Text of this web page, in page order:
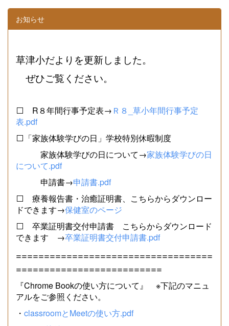
お知らせ
草津小だよりを更新しました。
ぜひご覧ください。
⬜ R８年間行事予定表→ Ｒ８_草小年間行事予定
表.pdf
⬜「家族体験学びの日」学校特別休暇制度
家族体験学びの日について→家族体験学びの日
について.pdf
申請書→申請書.pdf
⬜ 療養報告書・治癒証明書、こちらからダウンロー
ドできます→保健室のページ
⬜ 卒業証明書交付申請書 こちらからダウンロード
できます →卒業証明書交付申請書.pdf
===================================
==========================
『Chrome Bookの使い方について』 ※下記のマニュ
アルをご参照ください。
・ classroomとMeetの使い方.pdf